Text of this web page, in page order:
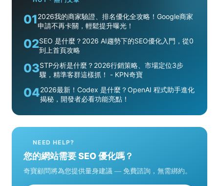
012026我的商家驗證、排名優化全攻略！Google商家
申請不再卡關，輕鬆提升曝光！
02SEO 是什麼？2026 AI趨勢下的SEO優化入門，從0
到上首頁攻略
03STP分析是什麼？2026行銷策略、市場定位3步
驟，精準客群這樣抓！ - KPN奇寶
042026最新！Codex 是什麼？OpenAI 程式助手進化
揭秘，開發者必看功能亮點！
NEED HELP?
您的網站需要 SEO 優化嗎？
奇寶顧問將為您提供量身建議 — 免費諮詢，無需綁約。